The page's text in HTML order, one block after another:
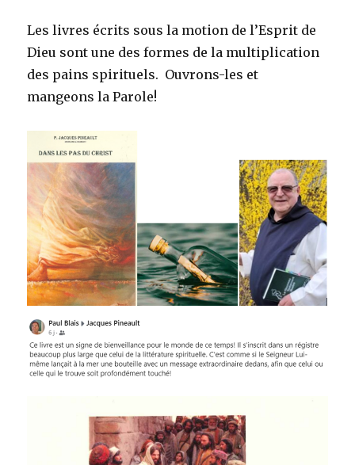
Les livres écrits sous la motion de l’Esprit de
Dieu sont une des formes de la multiplication
des pains spirituels. Ouvrons-les et
mangeons la Parole!